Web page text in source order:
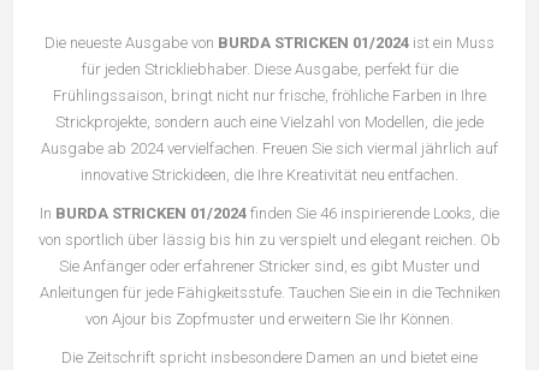
Die neueste Ausgabe von BURDA STRICKEN 01/2024 ist ein Muss
für jeden Strickliebhaber. Diese Ausgabe, perfekt für die
Frühlingssaison, bringt nicht nur frische, fröhliche Farben in Ihre
Strickprojekte, sondern auch eine Vielzahl von Modellen, die jede
Ausgabe ab 2024 vervielfachen. Freuen Sie sich viermal jährlich auf
innovative Strickideen, die Ihre Kreativität neu entfachen.
In BURDA STRICKEN 01/2024 finden Sie 46 inspirierende Looks, die
von sportlich über lässig bis hin zu verspielt und elegant reichen. Ob
Sie Anfänger oder erfahrener Stricker sind, es gibt Muster und
Anleitungen für jede Fähigkeitsstufe. Tauchen Sie ein in die Techniken
von Ajour bis Zopfmuster und erweitern Sie Ihr Können.
Die Zeitschrift spricht insbesondere Damen an und bietet eine